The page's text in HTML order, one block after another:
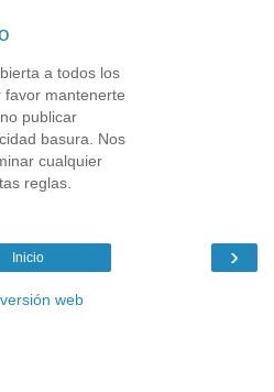
a todos los
favor mantenerte
publicar
basura. Nos
cualquier
reglas.
›
Inicio
web